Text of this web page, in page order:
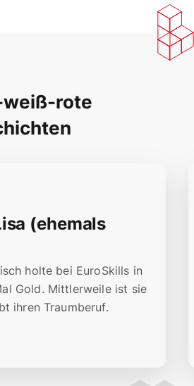
rote
(ehemals
holte bei EuroSkills in
Gold. Mittlerweile ist sie
ihren Traumberuf.